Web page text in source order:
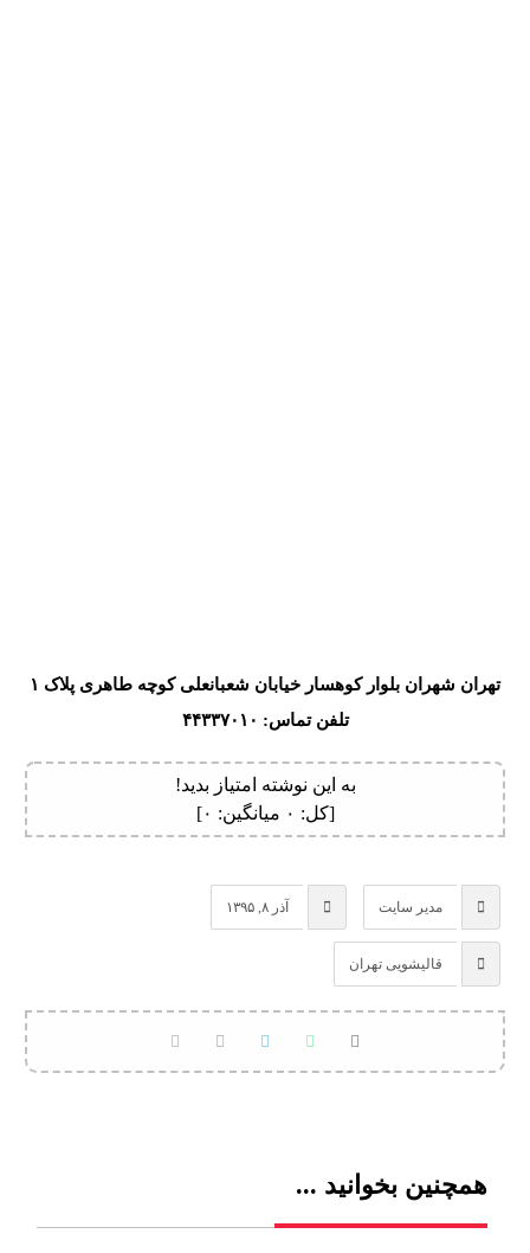
تهران شهران بلوار کوهسار خیابان شعبانعلی کوچه طاهری پلاک ۱
تلفن تماس: ۴۴۳۳۷۰۱۰
به این نوشته امتیاز بدید!
[کل: ۰ میانگین: ۰]
مدیر سایت آذر ۸, ۱۳۹۵
قالیشویی تهران
همچنین بخوانید ...